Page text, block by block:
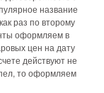
название
раз по второму
оформляем в
цен на дату
действуют не
то оформляем